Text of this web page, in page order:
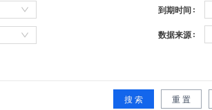
到期时间
数据来源
搜 索 重 置